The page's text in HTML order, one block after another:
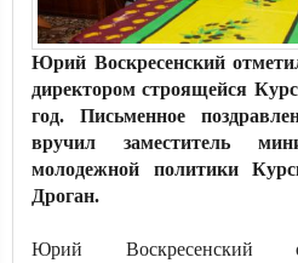
Юрий Воскресенский
директором строящейся
год. Письменное
вручил заместитель
молодежной политики
Дроган.
Юрий Воскресенский